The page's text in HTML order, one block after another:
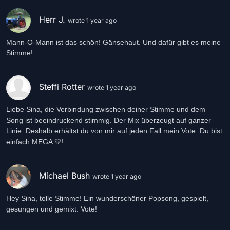
Herr J. wrote 1 year ago
Mann-O-Mann ist das schön! Gänsehaut. Und dafür gibt es meine
Stimme!
Steffi Rotter wrote 1 year ago
Liebe Sina, die Verbindung zwischen deiner Stimme und dem
Song ist beeindruckend stimmig. Der Mix überzeugt auf ganzer
Linie. Deshalb erhältst du von mir auf jeden Fall mein Vote. Du bist
einfach MEGA 💛!
Michael Bush wrote 1 year ago
Hey Sina, tolle Stimme! Ein wunderschöner Popsong, gespielt,
gesungen und gemixt. Vote!